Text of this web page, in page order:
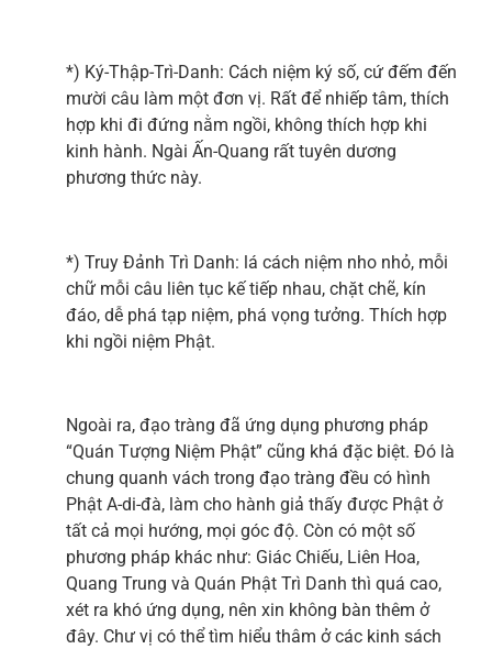
*) Ký-Thập-Trì-Danh: Cách niệm ký số, cứ đếm đến
mười câu làm một đơn vị. Rất để nhiếp tâm, thích
hợp khi đi đứng nằm ngồi, không thích hợp khi
kinh hành. Ngài Ấn-Quang rất tuyên dương
phương thức này.
*) Truy Đảnh Trì Danh: lá cách niệm nho nhỏ, mỗi
chữ mỗi câu liên tục kế tiếp nhau, chặt chẽ, kín
đáo, dễ phá tạp niệm, phá vọng tưởng. Thích hợp
khi ngồi niệm Phật.
Ngoài ra, đạo tràng đã ứng dụng phương pháp
“Quán Tượng Niệm Phật” cũng khá đặc biệt. Đó là
chung quanh vách trong đạo tràng đều có hình
Phật A-di-đà, làm cho hành giả thấy được Phật ở
tất cả mọi hướng, mọi góc độ. Còn có một số
phương pháp khác như: Giác Chiếu, Liên Hoa,
Quang Trung và Quán Phật Trì Danh thì quá cao,
xét ra khó ứng dụng, nên xin không bàn thêm ở
đây. Chư vị có thể tìm hiểu thâm ở các kinh sách